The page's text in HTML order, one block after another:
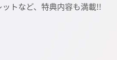
トなど、特典内容も満載!!